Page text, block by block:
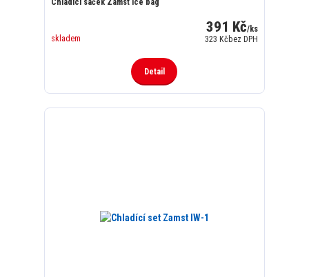
391 Kč/ks
323 Kčbez DPH
skladem
Detail